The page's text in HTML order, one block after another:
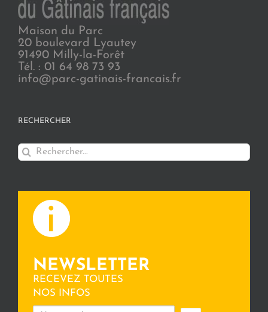
Maison du Parc
20 boulevard Lyautey
91490 Milly-la-Forêt
Tél. : 01 64 98 73 93
info@parc-gatinais-francais.fr
RECHERCHER
Rechercher:
NEWSLETTER
RECEVEZ TOUTES
NOS INFOS